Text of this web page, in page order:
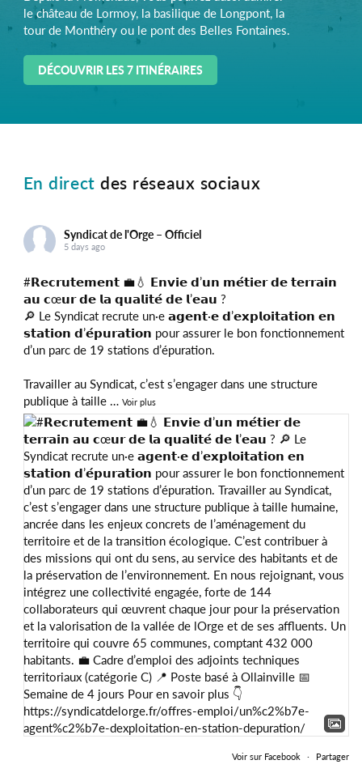
le château de Lormoy, la basilique de Longpont, la
tour de Monthéry ou le pont des Belles Fontaines.
DÉCOUVRIR LES 7 ITINÉRAIRES
DÉCOUVRIR LE PARCOURS
DÉCOUVRIR LE PARCOURS
En direct des réseaux sociaux
Syndicat de l'Orge – Officiel
5 days ago
#𝗥𝗲𝗰𝗿𝘂𝘁𝗲𝗺𝗲𝗻𝘁 💼💧 𝗘𝗻𝘃𝗶𝗲 𝗱’𝘂𝗻 𝗺𝗲́𝘁𝗶𝗲𝗿 𝗱𝗲 𝘁𝗲𝗿𝗿𝗮𝗶𝗻
𝗮𝘂 𝗰œ𝘂𝗿 𝗱𝗲 𝗹𝗮 𝗾𝘂𝗮𝗹𝗶𝘁𝗲́ 𝗱𝗲 𝗹’𝗲𝗮𝘂 ?
🔎 Le Syndicat recrute un·e 𝗮𝗴𝗲𝗻𝘁·𝗲 𝗱’𝗲𝘅𝗽𝗹𝗼𝗶𝘁𝗮𝘁𝗶𝗼𝗻 𝗲𝗻
𝘀𝘁𝗮𝘁𝗶𝗼𝗻 𝗱’𝗲́𝗽𝘂𝗿𝗮𝘁𝗶𝗼𝗻 pour assurer le bon fonctionnement
d’un parc de 19 stations d’épuration.
Travailler au Syndicat, c’est s’engager dans une structure
publique à taille …Voir plus
Voir sur Facebook · Partager